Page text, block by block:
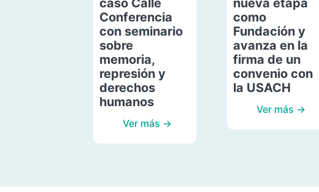
Conferencia
con seminario
sobre
memoria,
represión y
derechos
humanos
Ver más →
como
Fundación y
avanza en la
firma de un
convenio con
la USACH
Ver más →